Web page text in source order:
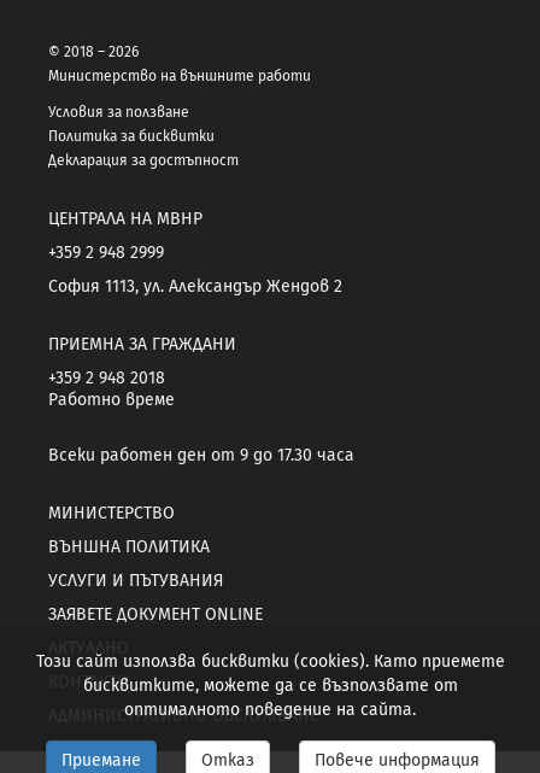
© 2018 – 2026
Министерство на външните работи
Условия за ползване
Политика за бисквитки
Декларация за достъпност
ЦЕНТРАЛА НА МВНР
+359 2 948 2999
София 1113, ул. Александър Жендов 2
ПРИЕМНА ЗА ГРАЖДАНИ
+359 2 948 2018
Работно време
Всеки работен ден от 9 до 17.30 часа
МИНИСТЕРСТВО
ВЪНШНА ПОЛИТИКА
УСЛУГИ И ПЪТУВАНИЯ
ЗАЯВЕТЕ ДОКУМЕНТ ONLINE
КОНТАКТИ
АДМИНИСТРАТИВНО ОБСЛУЖВАНЕ
Този сайт използва бисквитки (cookies). Като приемете
бисквитките, можете да се възползвате от
оптималното поведение на сайта.
Приемане Отказ Повече информация